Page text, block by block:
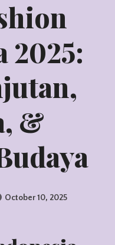
2025:
&
October 10, 2025